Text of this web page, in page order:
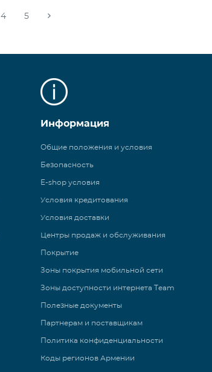
4 5
Информация
Общие положения и условия
Безопасность
E-shop условия
Условия кредитования
Условия доставки
Центры продаж и обслуживания
Покрытие
Зоны покрытия мобильной сети
Зоны доступности интернета Team
Полезные документы
Партнерам и поставщикам
Политика конфиденциальности
Коды регионов Армении